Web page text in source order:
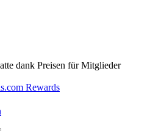
dank Preisen für Mitglieder
Rewards